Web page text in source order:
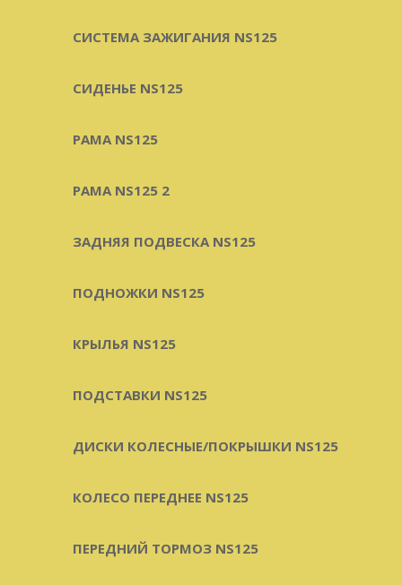
СИСТЕМА ЗАЖИГАНИЯ NS125
СИДЕНЬЕ NS125
РАМА NS125
РАМА NS125 2
ЗАДНЯЯ ПОДВЕСКА NS125
ПОДНОЖКИ NS125
КРЫЛЬЯ NS125
ПОДСТАВКИ NS125
ДИСКИ КОЛЕСНЫЕ/ПОКРЫШКИ NS125
КОЛЕСО ПЕРЕДНЕЕ NS125
ПЕРЕДНИЙ ТОРМОЗ NS125